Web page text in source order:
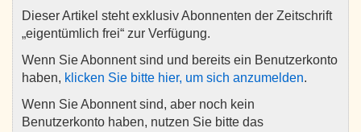
Dieser Artikel steht exklusiv Abonnenten der Zeitschrift
„eigentümlich frei“ zur Verfügung.
Wenn Sie Abonnent sind und bereits ein Benutzerkonto
haben, klicken Sie bitte hier, um sich anzumelden.
Wenn Sie Abonnent sind, aber noch kein
Benutzerkonto haben, nutzen Sie bitte das